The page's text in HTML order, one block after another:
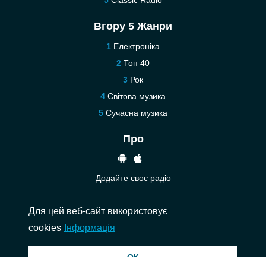
Вгору 5 Жанри
Електроніка
Топ 40
Рок
Світова музика
Сучасна музика
Про
Додайте своє радіо
Зв’язатися з нами
Для цей веб-сайт використовує
cookies Інформація